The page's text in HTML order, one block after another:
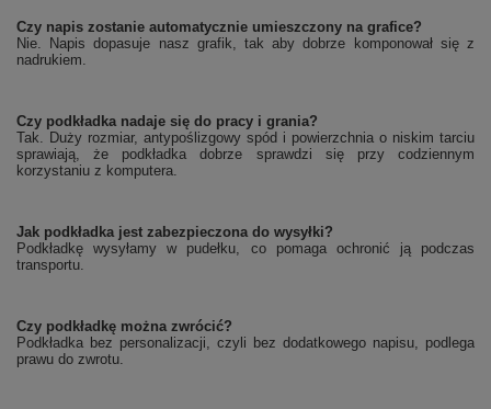
Czy napis zostanie automatycznie umieszczony na grafice?
Nie. Napis dopasuje nasz grafik, tak aby dobrze komponował się z
nadrukiem.
Czy podkładka nadaje się do pracy i grania?
Tak. Duży rozmiar, antypoślizgowy spód i powierzchnia o niskim tarciu
sprawiają, że podkładka dobrze sprawdzi się przy codziennym
korzystaniu z komputera.
Jak podkładka jest zabezpieczona do wysyłki?
Podkładkę wysyłamy w pudełku, co pomaga ochronić ją podczas
transportu.
Czy podkładkę można zwrócić?
Podkładka bez personalizacji, czyli bez dodatkowego napisu, podlega
prawu do zwrotu.